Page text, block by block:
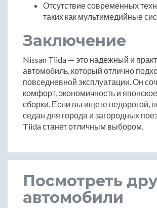
Отсутствие современных
таких как мультимедийные
Заключение
Nissan Tiida — это надежный и
автомобиль, который отлично
повседневной эксплуатации. Он
комфорт, экономичность и
сборки. Если вы ищете недорогой,
седан для города и загородных
Tiida станет отличным выбором.
Посмотреть
автомобили